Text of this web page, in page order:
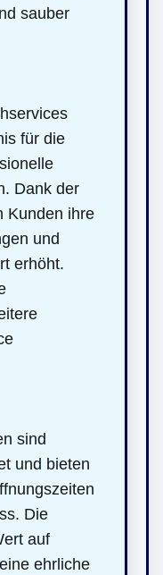
sauber
für die
Dank der
Kunden ihre
und
erhöht.
sind
und bieten
Die
auf
ehrliche